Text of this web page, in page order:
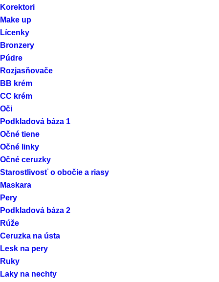
Korektori
Make up
Lícenky
Bronzery
Púdre
Rozjasňovače
BB krém
CC krém
Oči
Podkladová báza 1
Očné tiene
Očné linky
Očné ceruzky
Starostlivosť o obočie a riasy
Maskara
Pery
Podkladová báza 2
Rúže
Ceruzka na ústa
Lesk na pery
Ruky
Laky na nechty